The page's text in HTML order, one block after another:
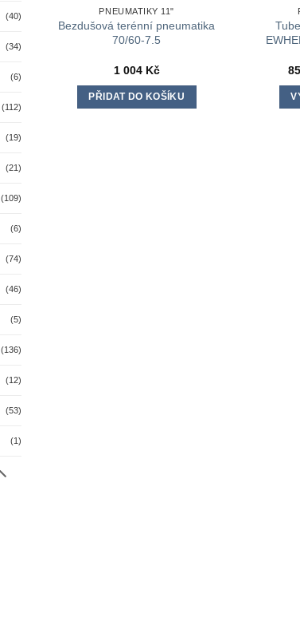
(40)
(34)
(6)
(112)
(19)
(21)
(109)
(6)
(74)
(46)
(5)
(136)
(12)
(53)
(1)
PNEUMATIKY 11"
Bezdušová terénní pneumatika
70/60-7.5
1 004 Kč
PŘIDAT DO KOŠÍKU